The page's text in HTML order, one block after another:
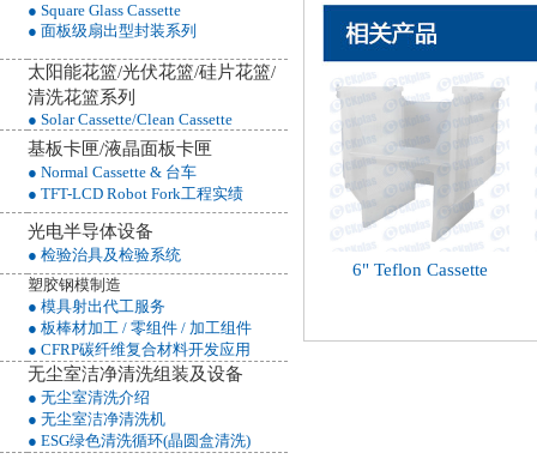
● Square Glass Cassette
● 面板级扇出型封装系列
太阳能花篮/光伏花篮/硅片花篮/
清洗花篮系列
● Solar Cassette/Clean Cassette
基板卡匣/液晶面板卡匣
● Normal Cassette & 台车
● TFT-LCD Robot Fork工程实绩
光电半导体设备
● 检验治具及检验系统
塑胶钢模制造
● 模具射出代工服务
● 板棒材加工 / 零组件 / 加工组件
● CFRP碳纤维复合材料开发应用
无尘室洁净清洗组装及设备
● 无尘室清洗介绍
● 无尘室洁净清洗机
● ESG绿色清洗循环(晶圆盒清洗)
6" Teflon Cassette